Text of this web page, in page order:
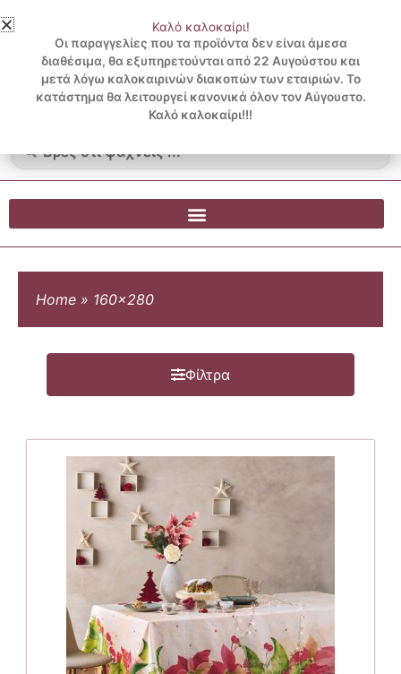
στο
περιεχόμενο
3 ΔΟΣΕΙΣ ΧΩΡΙΣ ΠΙΣΤΩΤΙΚΗ ΜΕ KLARNA
...
Λογαριασμός
Blog
0.00€
0
Cart
Home » 160x280
Φίλτρα
Καλό καλοκαίρι!
Οι παραγγελίες που τα προϊόντα δεν είναι άμεσα
διαθέσιμα, θα εξυπηρετούνται από 22 Αυγούστου και
μετά λόγω καλοκαιρινών διακοπών των εταιριών. Το
κατάστημα θα λειτουργεί κανονικά όλον τον Αύγουστο.
Καλό καλοκαίρι!!!